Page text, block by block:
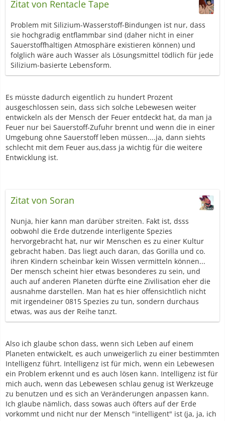
Zitat von Rentacle Tape
Problem mit Silizium-Wasserstoff-Bindungen ist nur, dass
sie hochgradig entflammbar sind (daher nicht in einer
Sauerstoffhaltigen Atmosphäre existieren können) und
folglich wäre auch Wasser als Lösungsmittel tödlich für jede
Silizium-basierte Lebensform.
Es müsste dadurch eigentlich zu hundert Prozent
ausgeschlossen sein, dass sich solche Lebewesen weiter
entwickeln als der Mensch der Feuer entdeckt hat, da man ja
Feuer nur bei Sauerstoff-Zufuhr brennt und wenn die in einer
Umgebung ohne Sauerstoff leben müssen....ja, dann siehts
schlecht mit dem Feuer aus,dass ja wichtig für die weitere
Entwicklung ist.
Zitat von Soran
Nunja, hier kann man darüber streiten. Fakt ist, dsss
oobwohl die Erde dutzende interligente Spezies
hervorgebracht hat, nur wir Menschen es zu einer Kultur
gebracht haben. Das liegt auch daran, das Gorilla und co.
ihren Kindern scheinbar kein Wissen vermitteln können...
Der mensch scheint hier etwas besonderes zu sein, und
auch auf anderen Planeten dürfte eine Zivilisation eher die
ausnahme darstellen. Man hat es hier offensichtlich nicht
mit irgendeiner 0815 Spezies zu tun, sondern durchaus
etwas, was aus der Reihe tanzt.
Also ich glaube schon dass, wenn sich Leben auf einem
Planeten entwickelt, es auch unweigerlich zu einer bestimmten
Intelligenz führt. Intelligenz ist für mich, wenn ein Lebewesen
ein Problem erkennt und es auch lösen kann. Intelligenz ist für
mich auch, wenn das Lebewesen schlau genug ist Werkzeuge
zu benutzen und es sich an Veränderungen anpassen kann.
Ich glaube nämlich, dass sowas auch öfters auf der Erde
vorkommt und nicht nur der Mensch "intelligent" ist (ja, ja, ich